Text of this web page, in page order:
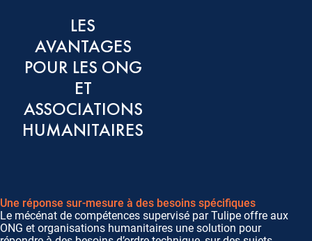
LES
AVANTAGES
POUR LES ONG
ET
ASSOCIATIONS
HUMANITAIRES
Une réponse sur-mesure à des besoins spécifiques
Le mécénat de compétences supervisé par Tulipe offre aux
ONG et organisations humanitaires une solution pour